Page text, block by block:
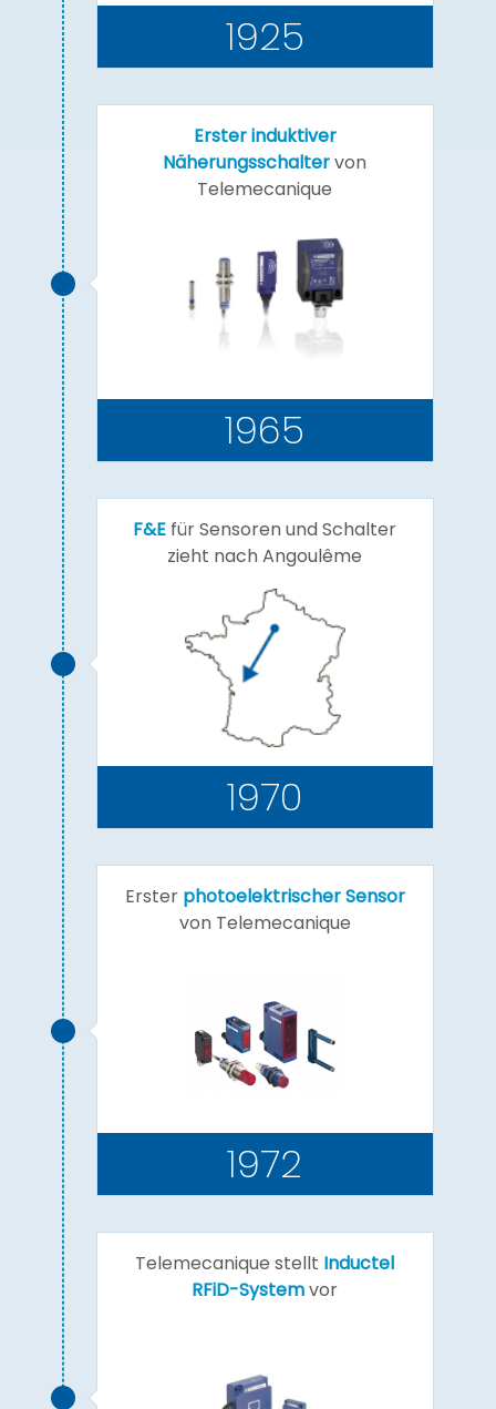
1925
Erster induktiver
Näherungsschaltervon
Telemecanique
1965
F&E für Sensoren und Schalter
zieht nach Angoulême
1970
Erster photoelektrischer Sensor
von Telemecanique
1972
Telemecanique stellt Inductel
RFiD-Systemvor